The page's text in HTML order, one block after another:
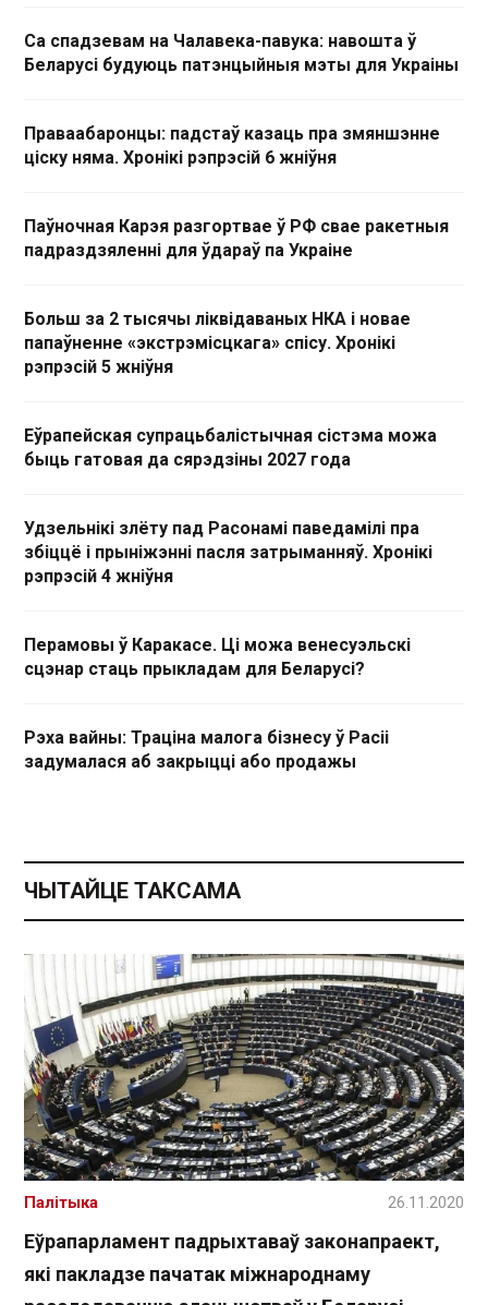
Са спадзевам на Чалавека-павука: навошта ў
Беларусі будуюць патэнцыйныя мэты для Украіны
Праваабаронцы: падстаў казаць пра змяншэнне
ціску няма. Хронікі рэпрэсій 6 жніўня
Паўночная Карэя разгортвае ў РФ свае ракетныя
падраздзяленні для ўдараў па Украіне
Больш за 2 тысячы ліквідаваных НКА і новае
папаўненне «экстрэмісцкага» спісу. Хронікі
рэпрэсій 5 жніўня
Еўрапейская супрацьбалістычная сістэма можа
быць гатовая да сярэдзіны 2027 года
Удзельнікі злёту пад Расонамі паведамілі пра
збіццё і прыніжэнні пасля затрыманняў. Хронікі
рэпрэсій 4 жніўня
Перамовы ў Каракасе. Ці можа венесуэльскі
сцэнар стаць прыкладам для Беларусі?
Рэха вайны: Траціна малога бізнесу ў Расіі
задумалася аб закрыцці або продажы
ЧЫТАЙЦЕ ТАКСАМА
Еўрапарламент падрыхтаваў законапраект,
які пакладзе пачатак міжнароднаму
Палітыка 26.11.2020